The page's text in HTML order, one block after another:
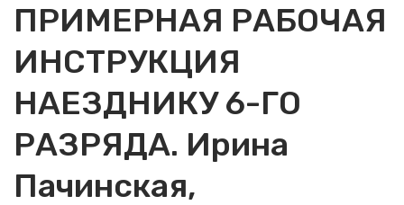
ПРИМЕРНАЯ РАБОЧАЯ
ИНСТРУКЦИЯ
НАЕЗДНИКУ 6-ГО
РАЗРЯДА. Ирина
Пачинская,